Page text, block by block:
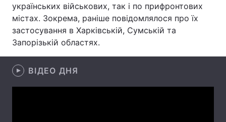
Відео з Youtube Статті
Інтерв'ю Думки
Архів
Контакти
українських військових, так і по прифронтових
містах. Зокрема, раніше повідомлялося про їх
застосування в Харківській, Сумській та
Запорізькій областях.
ВІДЕО ДНЯ